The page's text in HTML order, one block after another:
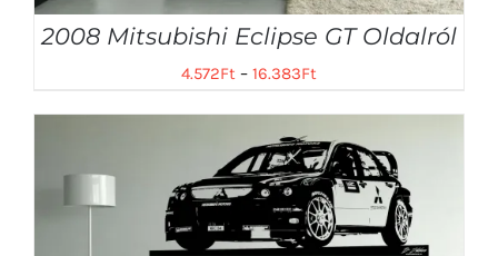
2008 Mitsubishi Eclipse GT Oldalról
4.572Ft – 16.383Ft